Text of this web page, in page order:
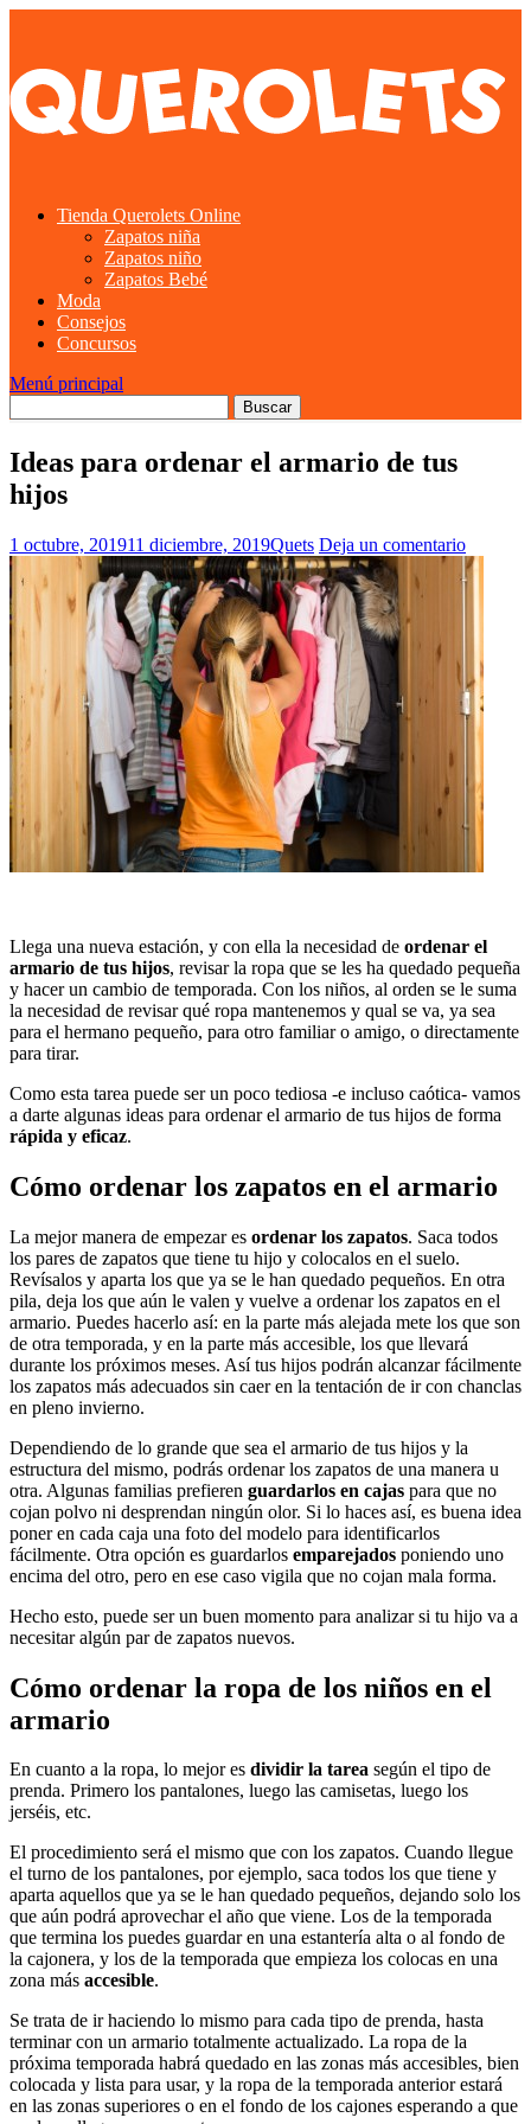
Tienda Querolets Online
Zapatos niña
Zapatos niño
Zapatos Bebé
Moda
Consejos
Concursos
Menú principal
Ideas para ordenar el armario de tus
hijos
1 octubre, 201911 diciembre, 2019Quets Deja un comentario
Llega una nueva estación, y con ella la necesidad de ordenar el
armario de tus hijos, revisar la ropa que se les ha quedado pequeña
y hacer un cambio de temporada. Con los niños, al orden se le suma
la necesidad de revisar qué ropa mantenemos y qual se va, ya sea
para el hermano pequeño, para otro familiar o amigo, o directamente
para tirar.
Como esta tarea puede ser un poco tediosa -e incluso caótica- vamos
a darte algunas ideas para ordenar el armario de tus hijos de forma
rápida y eficaz.
Cómo ordenar los zapatos en el armario
La mejor manera de empezar es ordenar los zapatos. Saca todos
los pares de zapatos que tiene tu hijo y colocalos en el suelo.
Revísalos y aparta los que ya se le han quedado pequeños. En otra
pila, deja los que aún le valen y vuelve a ordenar los zapatos en el
armario. Puedes hacerlo así: en la parte más alejada mete los que son
de otra temporada, y en la parte más accesible, los que llevará
durante los próximos meses. Así tus hijos podrán alcanzar fácilmente
los zapatos más adecuados sin caer en la tentación de ir con chanclas
en pleno invierno.
Dependiendo de lo grande que sea el armario de tus hijos y la
estructura del mismo, podrás ordenar los zapatos de una manera u
otra. Algunas familias prefieren guardarlos en cajas para que no
cojan polvo ni desprendan ningún olor. Si lo haces así, es buena idea
poner en cada caja una foto del modelo para identificarlos
fácilmente. Otra opción es guardarlos emparejados poniendo uno
encima del otro, pero en ese caso vigila que no cojan mala forma.
Hecho esto, puede ser un buen momento para analizar si tu hijo va a
necesitar algún par de zapatos nuevos.
Cómo ordenar la ropa de los niños en el
armario
En cuanto a la ropa, lo mejor es dividir la tarea según el tipo de
prenda. Primero los pantalones, luego las camisetas, luego los
jerséis, etc.
El procedimiento será el mismo que con los zapatos. Cuando llegue
el turno de los pantalones, por ejemplo, saca todos los que tiene y
aparta aquellos que ya se le han quedado pequeños, dejando solo los
que aún podrá aprovechar el año que viene. Los de la temporada
que termina los puedes guardar en una estantería alta o al fondo de
la cajonera, y los de la temporada que empieza los colocas en una
zona más accesible.
Se trata de ir haciendo lo mismo para cada tipo de prenda, hasta
terminar con un armario totalmente actualizado. La ropa de la
próxima temporada habrá quedado en las zonas más accesibles, bien
colocada y lista para usar, y la ropa de la temporada anterior estará
en las zonas superiores o en el fondo de los cajones esperando a que